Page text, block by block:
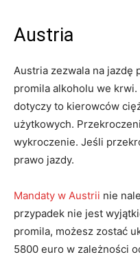
Austria
Austria zezwala na jazdę
promila alkoholu we
dotyczy to kierowców
użytkowych.
wykroczenie. Jeśli
prawo jazdy.
Mandaty w Austrii nie
przypadek nie jest
promila, możesz zostać
5800 euro w zależności